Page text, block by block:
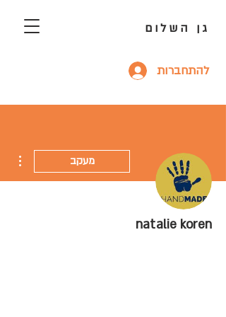
גן השלום
להתחברות
מעקב
natalie koren